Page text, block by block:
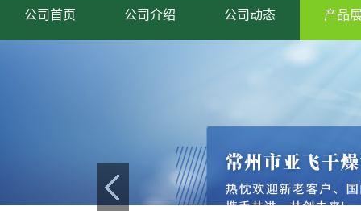
公司首页 公司介绍 公司动态 产品